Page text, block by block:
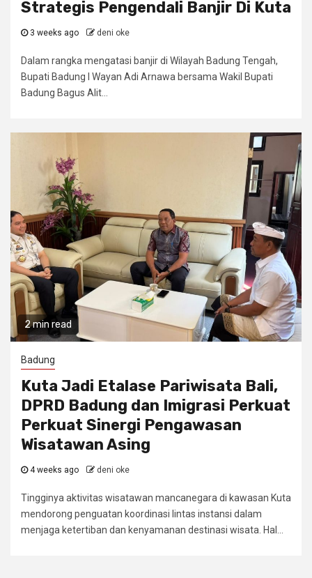
Strategis Pengendali Banjir Di Kuta
3 weeks ago deni oke
Dalam rangka mengatasi banjir di Wilayah Badung Tengah,
Bupati Badung I Wayan Adi Arnawa bersama Wakil Bupati
Badung Bagus Alit...
2 min read
Badung
Kuta Jadi Etalase Pariwisata Bali,
DPRD Badung dan Imigrasi Perkuat
Perkuat Sinergi Pengawasan
Wisatawan Asing
4 weeks ago deni oke
Tingginya aktivitas wisatawan mancanegara di kawasan Kuta
mendorong penguatan koordinasi lintas instansi dalam
menjaga ketertiban dan kenyamanan destinasi wisata. Hal...